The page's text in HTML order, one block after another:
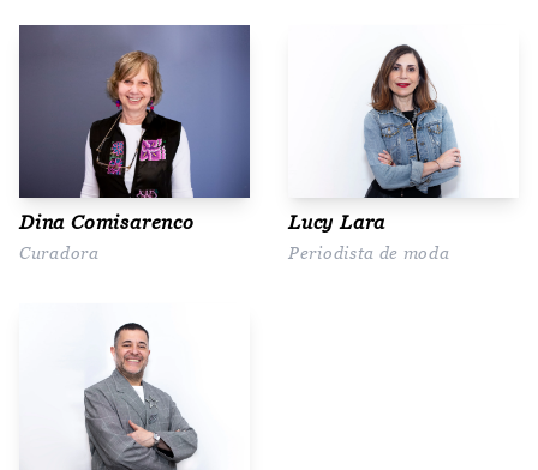
Dina Comisarenco
Curadora
Lucy Lara
Periodista de moda